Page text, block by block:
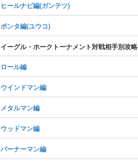
ヒールナビ編(ガンテツ)
ポンタ編(ユウコ)
イーグル・ホークトーナメント対戦相手別攻略
ロール編
ウインドマン編
メタルマン編
ウッドマン編
バーナーマン編